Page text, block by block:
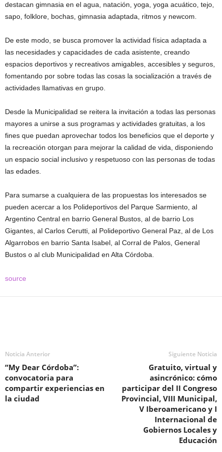
destacan gimnasia en el agua, natación, yoga, yoga acuático, tejo,
sapo, folklore, bochas, gimnasia adaptada, ritmos y newcom.
De este modo, se busca promover la actividad física adaptada a
las necesidades y capacidades de cada asistente, creando
espacios deportivos y recreativos amigables, accesibles y seguros,
fomentando por sobre todas las cosas la socialización a través de
actividades llamativas en grupo.
Desde la Municipalidad se reitera la invitación a todas las personas
mayores a unirse a sus programas y actividades gratuitas, a los
fines que puedan aprovechar todos los beneficios que el deporte y
la recreación otorgan para mejorar la calidad de vida, disponiendo
un espacio social inclusivo y respetuoso con las personas de todas
las edades.
Para sumarse a cualquiera de las propuestas los interesados se
pueden acercar a los Polideportivos del Parque Sarmiento, al
Argentino Central en barrio General Bustos, al de barrio Los
Gigantes, al Carlos Cerutti, al Polideportivo General Paz, al de Los
Algarrobos en barrio Santa Isabel, al Corral de Palos, General
Bustos o al club Municipalidad en Alta Córdoba.
source
Noticia Anterior
“My Dear Córdoba”:
convocatoria para
compartir experiencias en
la ciudad
Siguiente Noticia
Gratuito, virtual y
asincrónico: cómo
participar del II Congreso
Provincial, VIII Municipal,
V Iberoamericano y I
Internacional de
Gobiernos Locales y
Educación